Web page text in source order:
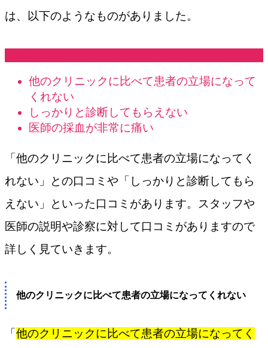
は、以下のようなものがありました。
他のクリニックに比べて患者の立場になって
くれない
しっかりと診断してもらえない
医師の採血が非常に痛い
「他のクリニックに比べて患者の立場になってく
れない」との口コミや「しっかりと診断してもら
えない」といった口コミがあります。スタッフや
医師の説明や診察に対して口コミがありますので
詳しく見ていきます。
他のクリニックに比べて患者の立場になってくれない
「他のクリニックに比べて患者の立場になってく